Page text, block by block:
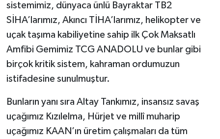
sistemimiz, dünyaca ünlü Bayraktar TB2
SİHA’larımız, Akıncı TİHA’larımız, helikopter ve
uçak taşıma kabiliyetine sahip ilk Çok Maksatlı
Amfibi Gemimiz TCG ANADOLU ve bunlar gibi
birçok kritik sistem, kahraman ordumuzun
istifadesine sunulmuştur.
Bunların yanı sıra Altay Tankımız, insansız savaş
uçağımız Kızılelma, Hürjet ve millî muharip
uçağımız KAAN’ın üretim çalışmaları da tüm